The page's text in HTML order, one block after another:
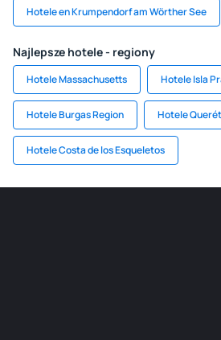
Hotele en Krumpendorf am Wörther See
Najlepsze hotele - regiony
Hotele Massachusetts Hotele Isla
Hotele Burgas Region Hotele
Hotele Costa de los Esqueletos